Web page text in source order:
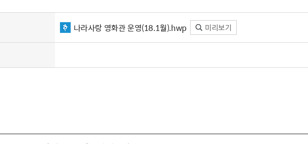
나라사랑 영화관 운영(18.1월).hwp 미리보기